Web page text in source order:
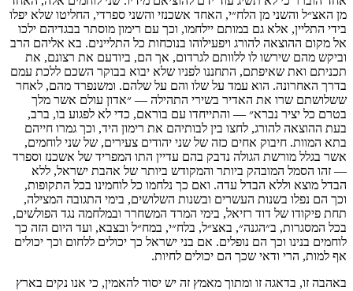
מן האצ״ל והשני מן הלח״י, האחד אשכנזי והשני ספרדי, החליטו שלא יפלו
בידי התליין, אלא גם במותם יילחמו, וכך עם רימון מוסתר בבגדיהם ילכו
אל מקום ההוצאה להורג ויפעילוהו בנוכחות כל התליינים. בא אליהם הרב
וביקש מהם שירשו לו ללוותם לגרדום, אך הם, ביודעם את רצונם, את
תכניתם ואת שאיפתם, התחננו לפניו שלא יבוא בבוקר השכם ללכת עמם
בדרך האחרונה. הוא עמד על שלו והם על שלהם. ומשנפרד מהם, לאחר
ששלושתם שרו את האדיר בשירי התהילה — ״אדון עולם אשר מלך
בטרם כל יציר נברא״ — והתייחדו עם בוראם, כדי לא לפגוע בו, ברב,
בעת ההוצאה להורג, לחצו בין לבותיהם את רימון היד, וכך גמרו חייהם
בתא המוות. חיבוק אחים כזה של שני יהודים צעירים, של שני לוחמים,
אשר בגלל מורשת הגולה נדבק בהם עדיין התו המפריד של אשכנז וספרד
— זהו הסמל המובהק ביותר והמקודש ביותר של אהבת ישראל, ללא
הבדל מוצא וללא הבדל עדה. ואם כך נלחמו כל לוחמינו בכל התקופות,
וכך הם נפלו בשנות העשרים ובשנות השלושים, בימי התגובה המצילה,
תחת פיקודו של דוד רזיאל, בימי המרד המשחרר ובמלחמה נגד הפולשים,
בכל המסגרות, ב״הגנה״, באצ״ל, בלח״י, במח״ל ובצבא, ועד היום הזה כך
לוחמים בנינו וכך הם נופלים. אם בני ישראל כך יכולים ללחום וכך יכולים
אף למות, הרי ודאי שכך הם יכולים לחיות.
באהבה זו, בדאגה זו ומתוך מאמץ זה יש יסוד להאמין, כי אנו נקים בארץ